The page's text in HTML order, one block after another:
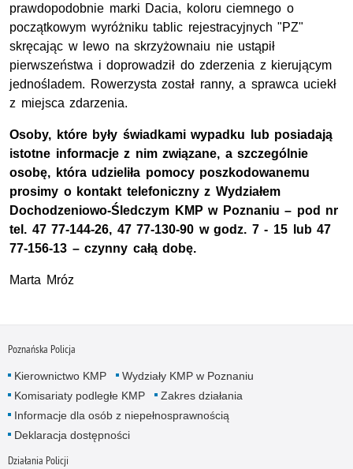
prawdopodobnie marki Dacia, koloru ciemnego o
początkowym wyróżniku tablic rejestracyjnych "PZ"
skręcając w lewo na skrzyżownaiu nie ustąpił
pierwszeństwa i doprowadził do zderzenia z kierującym
jednośladem. Rowerzysta został ranny, a sprawca uciekł
z miejsca zdarzenia.
Osoby, które były świadkami wypadku lub posiadają
istotne informacje z nim związane, a szczególnie
osobę, która udzieliła pomocy poszkodowanemu
prosimy o kontakt telefoniczny z Wydziałem
Dochodzeniowo-Śledczym KMP w Poznaniu – pod nr
tel. 47 77-144-26, 47 77-130-90 w godz. 7 - 15 lub 47
77-156-13 – czynny całą dobę.
Marta Mróz
Poznańska Policja
Kierownictwo KMP
Wydziały KMP w Poznaniu
Komisariaty podległe KMP
Zakres działania
Informacje dla osób z niepełnosprawnością
Deklaracja dostępności
Działania Policji